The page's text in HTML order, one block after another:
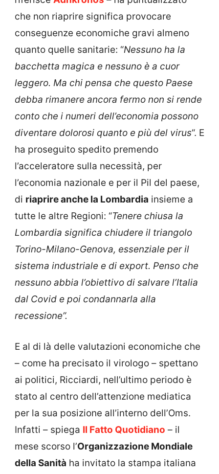
che non riaprire significa provocare
conseguenze economiche gravi almeno
quanto quelle sanitarie: “Nessuno ha la
bacchetta magica e nessuno è a cuor
leggero. Ma chi pensa che questo Paese
debba rimanere ancora fermo non si rende
conto che i numeri dell’economia possono
diventare dolorosi quanto e più del virus“. E
ha proseguito spedito premendo
l’acceleratore sulla necessità, per
l’economia nazionale e per il Pil del paese,
di riaprire anche la Lombardia insieme a
tutte le altre Regioni: “Tenere chiusa la
Lombardia significa chiudere il triangolo
Torino-Milano-Genova, essenziale per il
sistema industriale e di export. Penso che
nessuno abbia l’obiettivo di salvare l’Italia
dal Covid e poi condannarla alla
recessione”.
E al di là delle valutazioni economiche che
– come ha precisato il virologo – spettano
ai politici, Ricciardi, nell’ultimo periodo è
stato al centro dell’attenzione mediatica
per la sua posizione all’interno dell’Oms.
Infatti – spiega Il Fatto Quotidiano – il
mese scorso l’Organizzazione Mondiale
della Sanità ha invitato la stampa italiana